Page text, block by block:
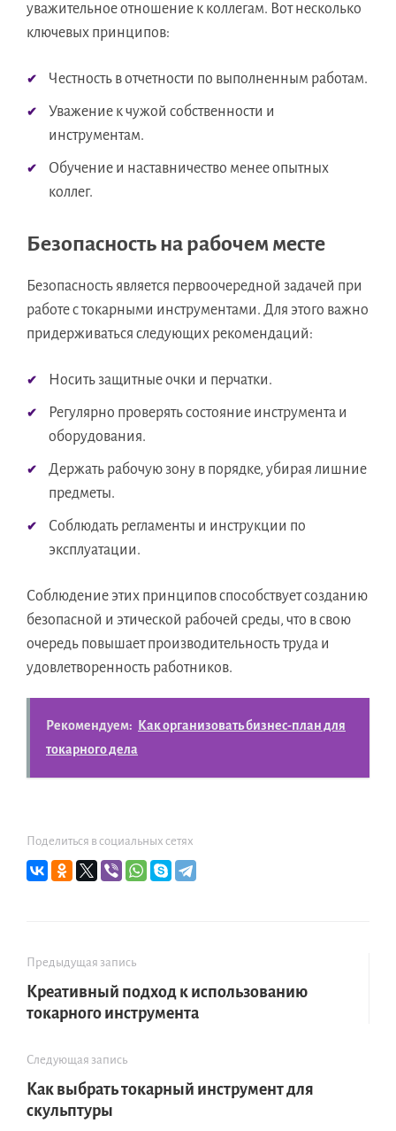
уважительное отношение к коллегам. Вот несколько
ключевых принципов:
Честность в отчетности по выполненным работам.
Уважение к чужой собственности и
инструментам.
Обучение и наставничество менее опытных
коллег.
Безопасность на рабочем месте
Безопасность является первоочередной задачей при
работе с токарными инструментами. Для этого важно
придерживаться следующих рекомендаций:
Носить защитные очки и перчатки.
Регулярно проверять состояние инструмента и
оборудования.
Держать рабочую зону в порядке, убирая лишние
предметы.
Соблюдать регламенты и инструкции по
эксплуатации.
Соблюдение этих принципов способствует созданию
безопасной и этической рабочей среды, что в свою
очередь повышает производительность труда и
удовлетворенность работников.
Рекомендуем:
Как организовать бизнес-план для
токарного дела
Поделиться в социальных сетях
Предыдущая запись
Креативный подход к использованию
токарного инструмента
Следующая запись
Как выбрать токарный инструмент для
скульптуры